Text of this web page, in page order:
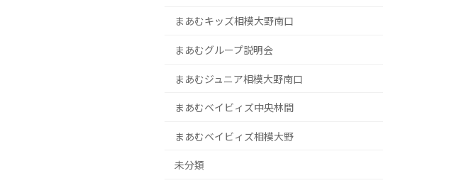
まあむキッズ相模大野南口
まあむグループ説明会
まあむジュニア相模大野南口
まあむベイビィズ中央林間
まあむベイビィズ相模大野
未分類